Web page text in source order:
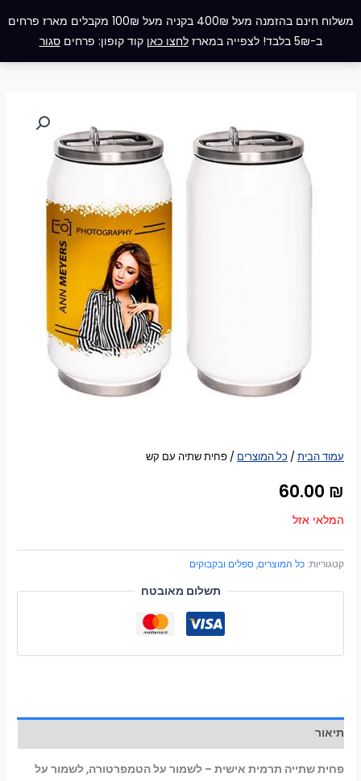
משלוח חינם בהזמנה מעל 400₪ בקניה מעל 100₪ מקבלים מארז פרחים
ב-5₪ בלבד! לצפייה במארז
לחצו כאן קוד קופון: פרחיםסגור
לתוכן
תפריט
עמוד הבית / כל המוצרים / פחית שתיה עם קש
60.00 ₪
המלאי אזל
קטגוריות:כל המוצרים,ספלים ובקבוקים
תשלום מאובטח
תיאור
פחית שתייה תרמית אישית – לשמור על הטמפרטורה, לשמור על